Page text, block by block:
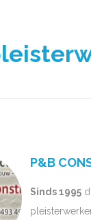
P&B
Sinds 1995